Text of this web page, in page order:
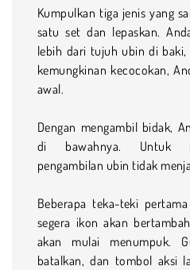
Kumpulkan tiga jenis yang
satu set dan lepaskan.
lebih dari tujuh ubin di baki,
kemungkinan kecocokan,
awal.
Dengan mengambil bidak,
di bawahnya. Untuk
pengambilan ubin tidak
Beberapa teka-teki
segera ikon akan
akan mulai menumpuk.
batalkan, dan tombol aksi